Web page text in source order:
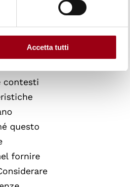
Accetta tutti
contesti
questo
fornire